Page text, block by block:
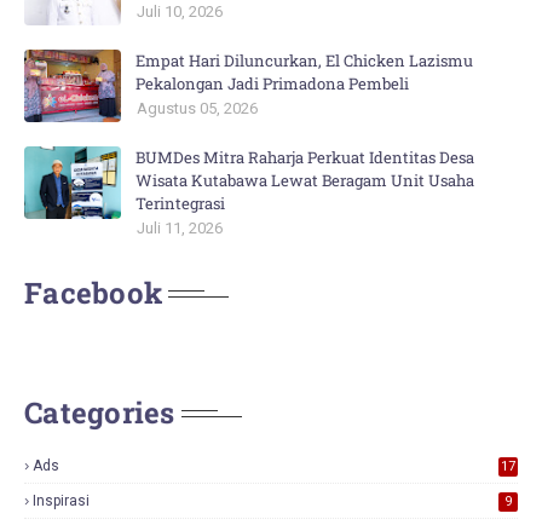
Juli 10, 2026
Empat Hari Diluncurkan, El Chicken Lazismu
Pekalongan Jadi Primadona Pembeli
Agustus 05, 2026
BUMDes Mitra Raharja Perkuat Identitas Desa
Wisata Kutabawa Lewat Beragam Unit Usaha
Terintegrasi
Juli 11, 2026
Facebook
Categories
Ads
17
Inspirasi 9